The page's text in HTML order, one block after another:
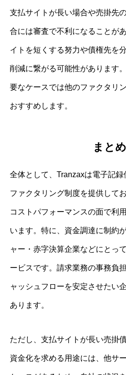
支払サイトが長い場合や売掛先
合には審査で不利になることが
イトを短くする努力や債権先を
削減に繋がる可能性があります
要なケースでは他のファクタリ
おすすめします。
まとめ
全体として、Tranzaxは電子記
ファクタリング制度を提供して
コストパフォーマンスの面で利
います。特に、資金調達に制約
ャー・赤字決算企業などにとっ
ービスです。請求業務の事務負
ャッシュフローを安定させたい
あります。
ただし、支払サイトが長い売掛
資金化を求める用途には、他サ